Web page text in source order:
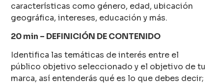
características como género, edad, ubicación
geográfica, intereses, educación y más.
20 min – DEFINICIÓN DE CONTENIDO
Identifica las temáticas de interés entre el
público objetivo seleccionado y el objetivo de tu
marca, así entenderás qué es lo que debes decir;